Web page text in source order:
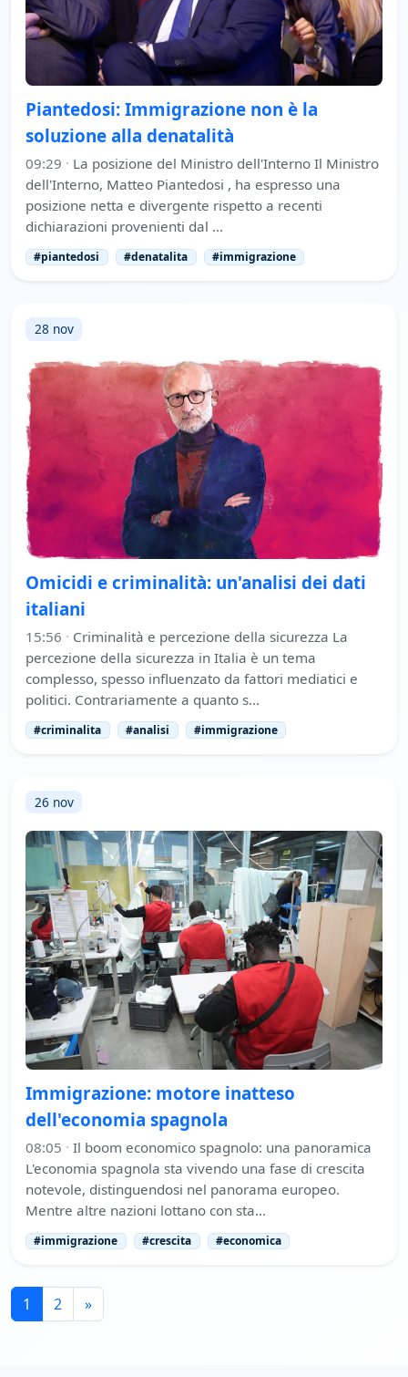
Piantedosi: Immigrazione non è la
soluzione alla denatalità
09:29 · La posizione del Ministro dell'Interno Il Ministro
dell'Interno, Matteo Piantedosi , ha espresso una
posizione netta e divergente rispetto a recenti
dichiarazioni provenienti dal …
#piantedosi #denatalita #immigrazione
28 nov
Omicidi e criminalità: un'analisi dei dati
italiani
15:56 · Criminalità e percezione della sicurezza La
percezione della sicurezza in Italia è un tema
complesso, spesso influenzato da fattori mediatici e
politici. Contrariamente a quanto s…
#criminalita #analisi #immigrazione
26 nov
Immigrazione: motore inatteso
dell'economia spagnola
08:05 · Il boom economico spagnolo: una panoramica
L'economia spagnola sta vivendo una fase di crescita
notevole, distinguendosi nel panorama europeo.
Mentre altre nazioni lottano con sta…
#immigrazione #crescita #economica
1 2 »